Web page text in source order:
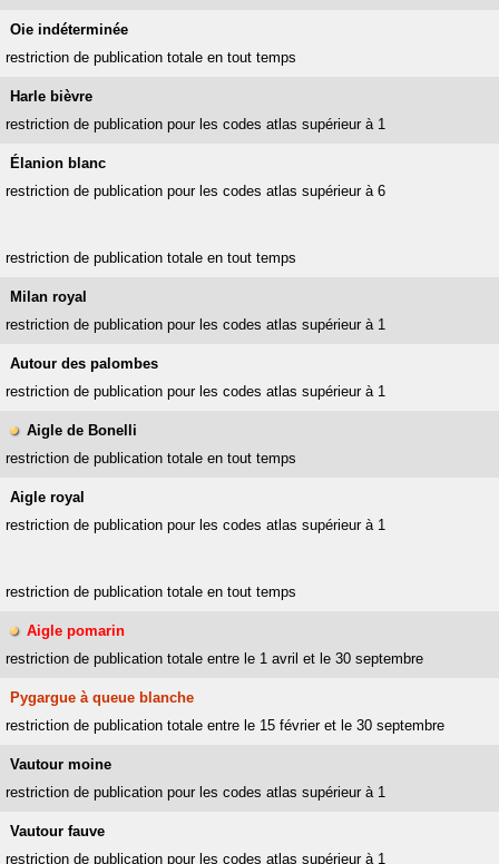
Oie indéterminée
restriction de publication totale en tout temps
Harle bièvre
restriction de publication pour les codes atlas supérieur à 1
Élanion blanc
restriction de publication pour les codes atlas supérieur à 6
restriction de publication totale en tout temps
Milan royal
restriction de publication pour les codes atlas supérieur à 1
Autour des palombes
restriction de publication pour les codes atlas supérieur à 1
Aigle de Bonelli
restriction de publication totale en tout temps
Aigle royal
restriction de publication pour les codes atlas supérieur à 1
restriction de publication totale en tout temps
Aigle pomarin
restriction de publication totale entre le 1 avril et le 30 septembre
Pygargue à queue blanche
restriction de publication totale entre le 15 février et le 30 septembre
Vautour moine
restriction de publication pour les codes atlas supérieur à 1
Vautour fauve
restriction de publication pour les codes atlas supérieur à 1